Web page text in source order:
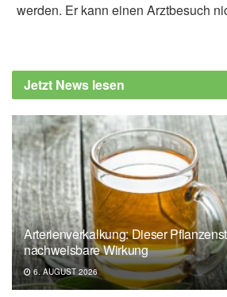
be causing your hands
(Abruf: 24.02.2020),
Universitätsklinikum
der Peripheren Nerven,
Universitätsklinikum
Fraunhofer-Gesellschaft:
frühzeitig verhindern,
Fraunhofer-Gesellschaft
Neuropathie: Mit
Gewichtsverlust
werden. Er kann einen Arztbesuch
Jetzt News lesen
Arterienverkalkung: Dieser
nachweisbare Wirkung
6. AUGUST 2026